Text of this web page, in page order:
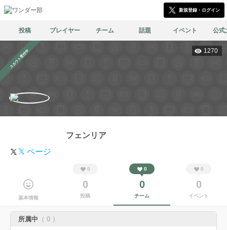
新規登録・ログイン
投稿 プレイヤー チーム 話題 イベント 公式
スカウト受付中 1270
フェンリア
𝕏 ページ
基本情報
0
0
投稿
0
0
チーム
0
0
イベント
所属中 （ 0 ）